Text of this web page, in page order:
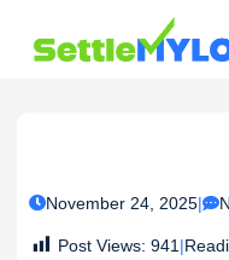
November 24, 2025
Post Views: 941